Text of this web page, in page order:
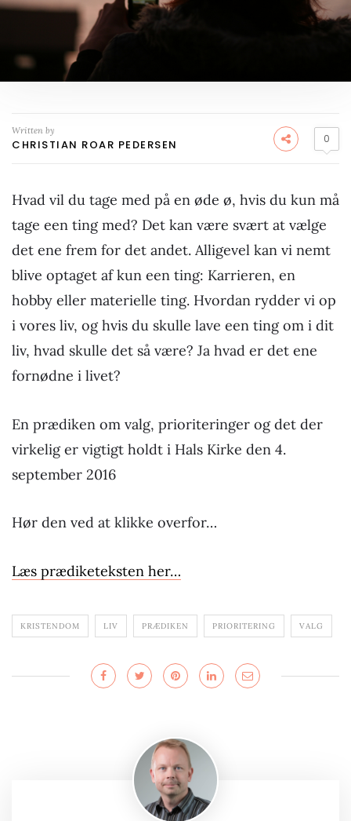
Written by
CHRISTIAN ROAR PEDERSEN 0
Hvad vil du tage med på en øde ø, hvis du kun må
tage een ting med? Det kan være svært at vælge
det ene frem for det andet. Alligevel kan vi nemt
blive optaget af kun een ting: Karrieren, en
hobby eller materielle ting. Hvordan rydder vi op
i vores liv, og hvis du skulle lave een ting om i dit
liv, hvad skulle det så være? Ja hvad er det ene
fornødne i livet?
En prædiken om valg, prioriteringer og det der
virkelig er vigtigt holdt i Hals Kirke den 4.
september 2016
Hør den ved at klikke overfor…
Læs prædiketeksten her…
KRISTENDOM LIV PRÆDIKEN PRIORITERING VALG